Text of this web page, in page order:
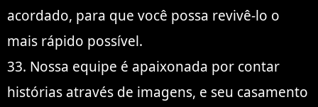
acordado, para que você possa revivê-lo o
mais rápido possível.
33. Nossa equipe é apaixonada por contar
histórias através de imagens, e seu casamento